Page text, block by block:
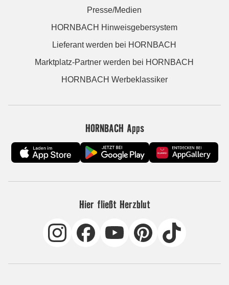
Presse/Medien
HORNBACH Hinweisgebersystem
Lieferant werden bei HORNBACH
Marktplatz-Partner werden bei HORNBACH
HORNBACH Werbeklassiker
HORNBACH Apps
Hier fließt Herzblut